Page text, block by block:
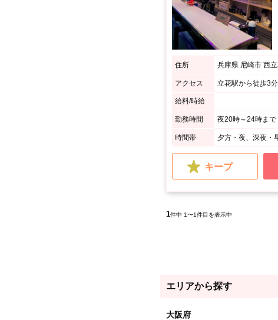
住所 兵庫県 尼崎市 西
アクセス 立花駅から徒歩3分
給料/時給
勤務時間 夜20時～24時まで
時間帯 夕方・夜、深夜・
キープ
1件中 1〜1件目を表示中
エリアから探す
大阪府